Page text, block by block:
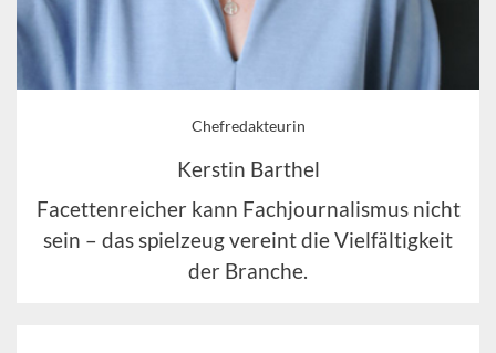
Chefredakteurin
Kerstin Barthel
Facettenreicher kann Fachjournalismus nicht
sein – das spielzeug vereint die Vielfältigkeit
der Branche.